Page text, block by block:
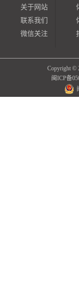
关于网站
联系我们
微信关注
Copyright ©
闽ICP备